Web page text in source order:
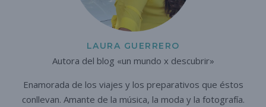
LAURA GUERRERO
Autora del blog «un mundo x descubrir»
Enamorada de los viajes y los preparativos que éstos
conllevan. Amante de la música, la moda y la fotografía.